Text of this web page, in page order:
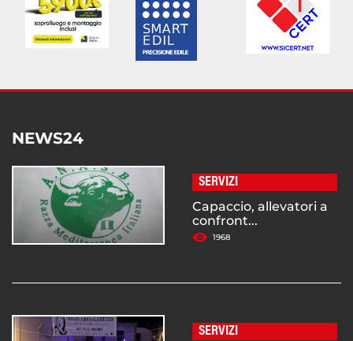
NEWS24
SERVIZI
Capaccio, allevatori a
confront...
1968
SERVIZI